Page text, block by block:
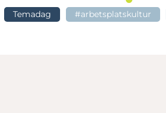
Temadag #arbetsplatskultur